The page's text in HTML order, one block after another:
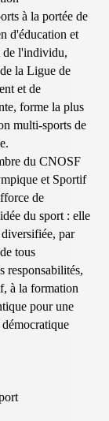
à la portée de
d'éducation et
de l'individu,
la Ligue de
et de
forme la plus
multi-sports de
du CNOSF
et Sportif
de
du sport : elle
par
tous
responsabilités,
à la formation
pour une